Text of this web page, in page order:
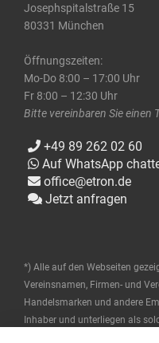
Josephspitalstraße 15
80331 München
Öffnungszeiten:
Mo-Do 8:00 – 17:00 Uhr
Fr 8:00 – 12:30 Uhr
Bitte vereinbaren Sie einen
+49 89 262 02 60
Auf WhatsApp
office@etron.de
Jetzt anfragen
*) Alle auf den Webseiten
Vereinsnamen, Firmen- und
Handelsmarken und andere
Inhaber und unterliegen als